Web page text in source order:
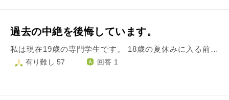
過去の中絶を後悔しています。
私は現在19歳の専門学生です。 18歳の夏休みに入る前に２ヶ月付き合った彼氏との子供を妊娠しました。 自分自身の意思が弱く、彼氏に流されてしまったことが原因です。 彼氏は私が妊娠したと報告した時に｢妊娠検査薬も間違った判定をする｣といった内容のURLをすぐさま送ってくるなど妊娠は望んでいなかったと思います。 これは悪い事だとは分かっていますが、中絶後彼氏のLINEを盗み見すると実のお姉さんに｢腹パンで1発やろ(流産させる)｣や｢俺の子じゃないかもやん｣など冗談でも言うべきではないことを送っていました。 正直人間性を疑いましたが、7月に中絶後も現在まで付き合っています。 彼氏が出産を反対した理由は経済的に厳しいという理由でした。 きっと彼氏は中絶した日も覚えていませんが、私は同じクラスの子が妊娠し、産むという決意をしたという事実に私は産めなかったのにと、とても嫉妬しておます。 私が中絶し、子供を殺したのに嫉妬する資格はないと分かっていますが隣の席でお腹をさすったりしているのを見るとどうしようもなく泣きそうになってしまいます。 私が中絶したことを子供は恨んでいるでしょうか。 また私が中絶したことを後悔していることを子供は恨まないでしょうか。 半年たった今でも子供のことが忘れられず学校に行き妊娠している子を見る度憂鬱になります。 彼氏には今更後悔してることを話しても｢今更なんだ｣と思われそうで相談できません。 どうかお助けください。
有り難し 57 回答 1